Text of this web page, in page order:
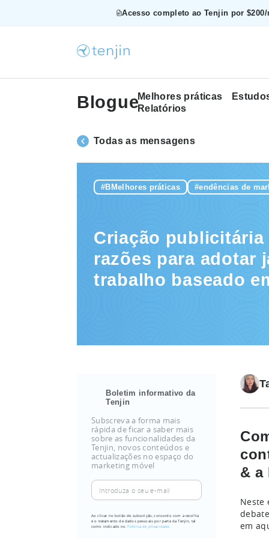
Acesso completo ao Tenjin por
BlogueMelhores práticas
Relatórios
Todas as mensagens
#BMelhores práticas #endências de
Criação publicitária
razões para adotar
trabalho baseado
Boletim informativo da
Tenjin
Subscreva a forma mais
rápida de ficar a saber mais
sobre as funcionalidades da
Tenjin, novos conteúdos e
actualizações no espaço do
marketing móvel
Introduza
o
seu
e-
Ao clicar no botão de subscrição, concordo com a recolha
e o tratamento de dados pessoais por parte da Tenjin, tal
como indicado no Política de privacidade.
& a
Neste
em